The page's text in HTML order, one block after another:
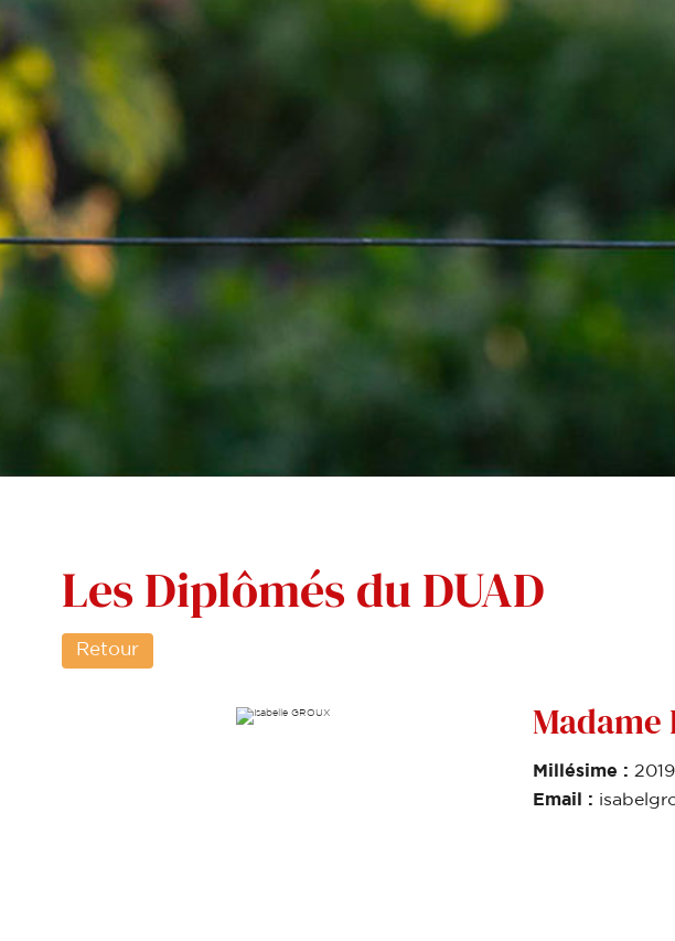
Les Diplômés du DUAD
Retour
Madame
Millésime : 2019
Email :